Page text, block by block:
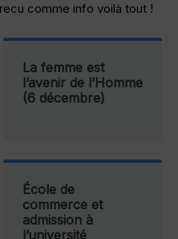
comme info voilà tout !
La femme est
l’avenir de l’Homme
(6 décembre)
École de
commerce et
admission à
l’université